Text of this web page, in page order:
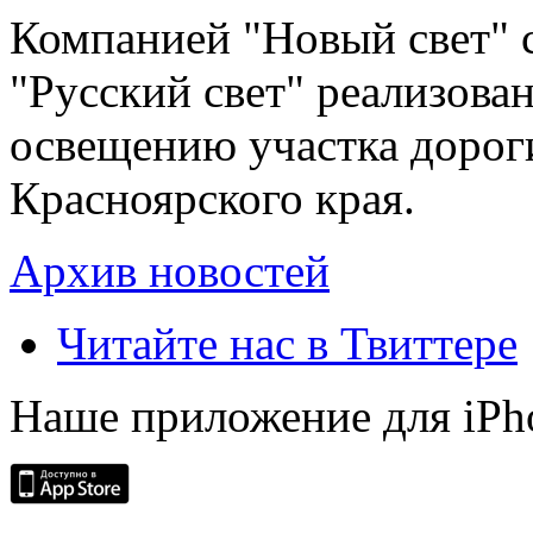
Компанией "Новый свет"
"Русский свет"
освещению участка
Красноярского края.
Архив новостей
Читайте нас в Твиттере
Наше приложение для